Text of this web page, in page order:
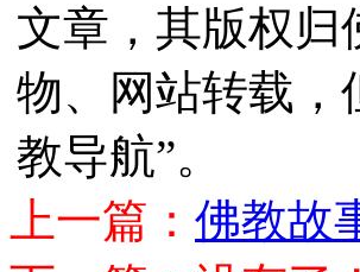
文章，其版权归
物、网站转载，
教导航”。
上一篇： 佛教故